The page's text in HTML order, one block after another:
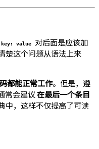
key: value
对后面是应该加
楚这个问题从语法上来
都能正常工作。但是，遵
常会建议在最后一个条目
中，这样不仅提高了可读